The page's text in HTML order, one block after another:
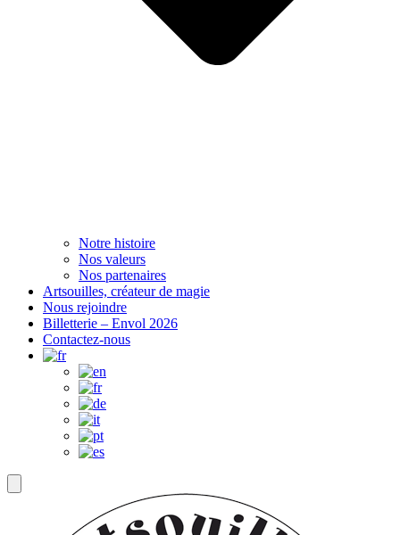
Notre histoire
Nos valeurs
Nos partenaires
Artsouilles, créateur de magie
Nous rejoindre
Billetterie – Envol 2026
Contactez-nous